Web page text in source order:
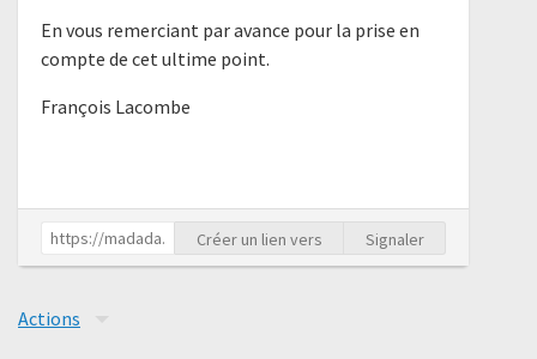
En vous remerciant par avance pour la prise en
compte de cet ultime point.
François Lacombe
Créer un lien vers Signaler
Actions